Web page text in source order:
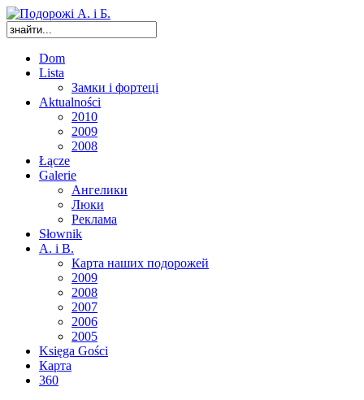
Dom
Lista
Замки і фортеці
Aktualności
2010
2009
2008
Łącze
Galerie
Ангелики
Люки
Реклама
Słownik
A. i B.
Карта наших подорожей
2009
2008
2007
2006
2005
Księga Gości
Карта
360